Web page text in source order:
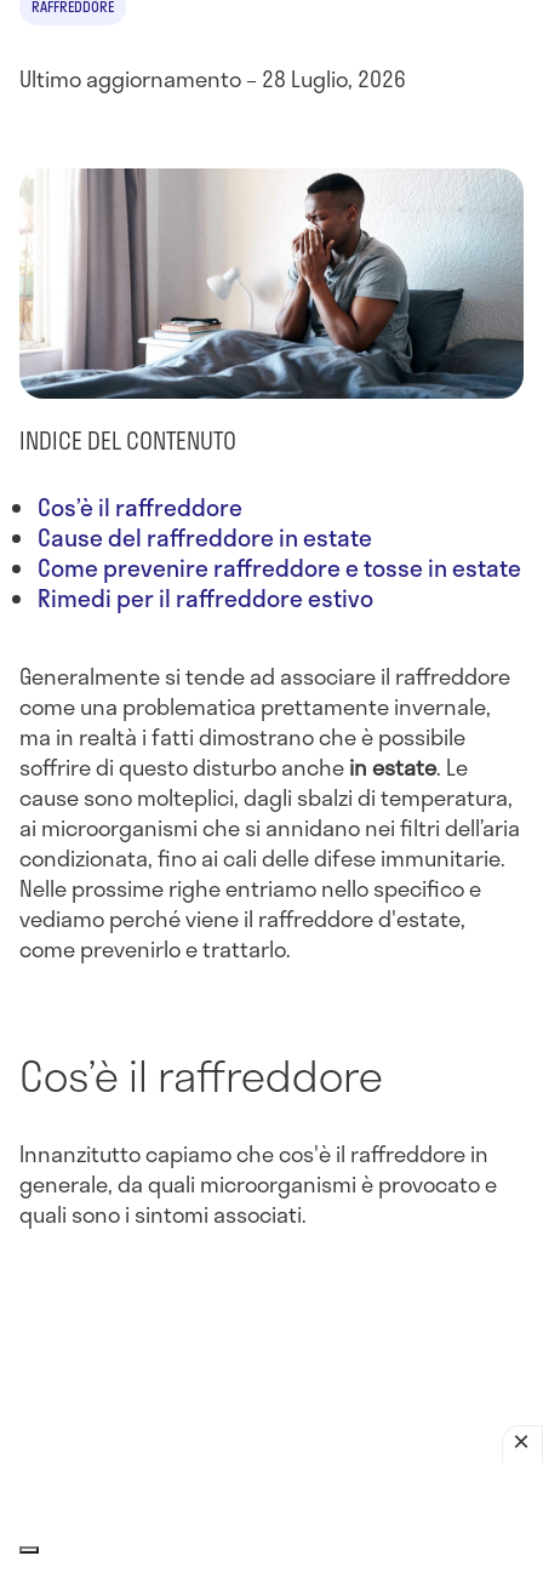
RAFFREDDORE
Ultimo aggiornamento – 28 Luglio, 2026
INDICE DEL CONTENUTO
Cos’è il raffreddore
Cause del raffreddore in estate
Come prevenire raffreddore e tosse in estate
Rimedi per il raffreddore estivo
Generalmente si tende ad associare il raffreddore
come una problematica prettamente invernale,
ma in realtà i fatti dimostrano che è possibile
soffrire di questo disturbo anchein estate. Le
cause sono molteplici, dagli sbalzi di temperatura,
ai microorganismi che si annidano nei filtri dell’aria
condizionata, fino ai cali delle difese immunitarie.
Nelle prossime righe entriamo nello specifico e
vediamo perché viene il raffreddore d'estate,
come prevenirlo e trattarlo.
Cos’è il raffreddore
Innanzitutto capiamo che cos'è il raffreddore in
generale, da quali microorganismi è provocato e
quali sono i sintomi associati.